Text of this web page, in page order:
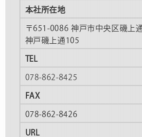
本社所在地
〒651-0086 神戸市中央区磯上
神戸磯上通105
TEL
078-862-8425
FAX
078-862-8426
URL